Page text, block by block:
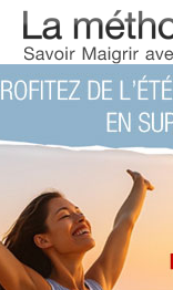
> > De la pluie,
lierre
pluie, du